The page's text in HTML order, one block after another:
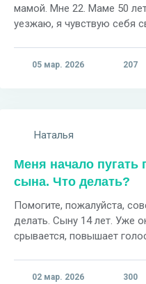
мамой. Мне 22. Маме 50
уезжаю, я чувствую себя
05 мар. 2026 207
Наталья
Меня начало пугать
сына. Что делать?
Помогите, пожалуйста,
делать. Сыну 14 лет. Уже
срывается, повышает
02 мар. 2026 300